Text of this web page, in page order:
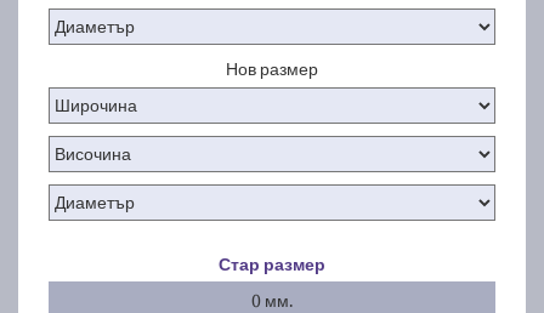
Нов размер
Стар размер
0 мм.